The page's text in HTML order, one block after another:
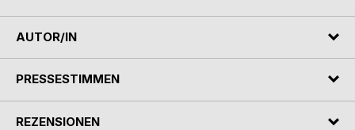
AUTOR/IN
PRESSESTIMMEN
REZENSIONEN